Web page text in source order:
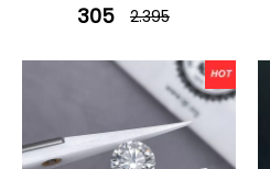
305 2.395